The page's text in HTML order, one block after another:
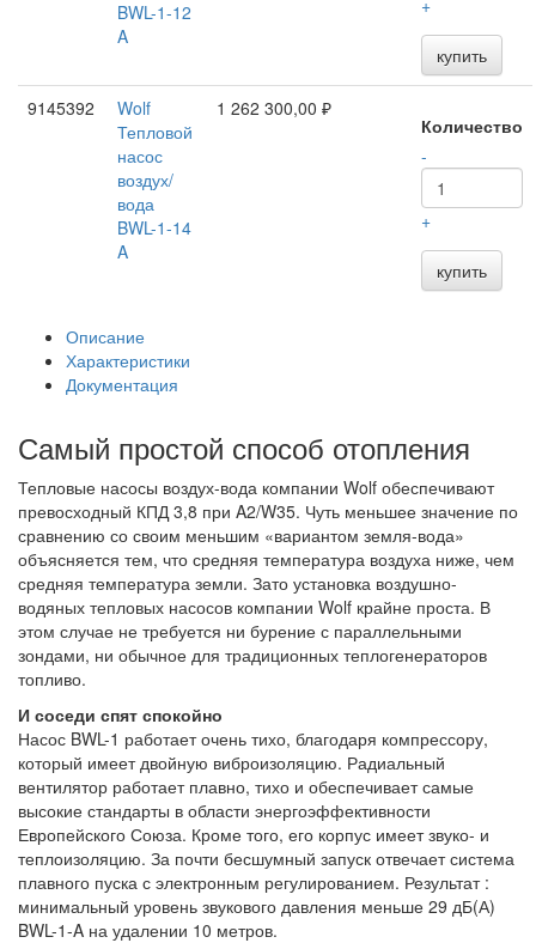
BWL-1-12
A
+
купить
9145392
Wolf
Тепловой
насос
воздух/
вода
BWL-1-14
A
1 262 300,00 ₽
Количество
-
+
купить
Описание
Характеристики
Документация
Самый простой способ отопления
Тепловые насосы воздух-вода компании Wolf обеспечивают
превосходный КПД 3,8 при A2/W35. Чуть меньшее значение по
сравнению со своим меньшим «вариантом земля-вода»
объясняется тем, что средняя температура воздуха ниже, чем
средняя температура земли. Зато установка воздушно-
водяных тепловых насосов компании Wolf крайне проста. В
этом случае не требуется ни бурение с параллельными
зондами, ни обычное для традиционных теплогенераторов
топливо.
И соседи спят спокойно
Насос BWL-1 работает очень тихо, благодаря компрессору,
который имеет двойную виброизоляцию. Радиальный
вентилятор работает плавно, тихо и обеспечивает самые
высокие стандарты в области энергоэффективности
Европейского Союза. Кроме того, его корпус имеет звуко- и
теплоизоляцию. За почти бесшумный запуск отвечает система
плавного пуска с электронным регулированием. Результат :
минимальный уровень звукового давления меньше 29 дБ(А)
BWL-1-A на удалении 10 метров.